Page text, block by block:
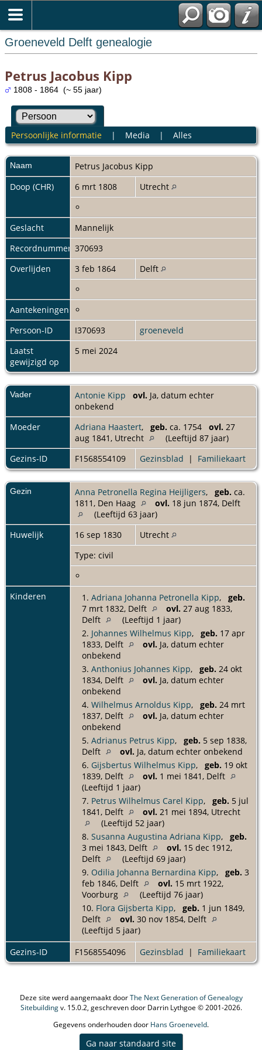
Groeneveld Delft genealogie
Petrus Jacobus Kipp
1808 - 1864 (~ 55 jaar)
Persoonlijke informatie| Media | Alles
Naam Petrus Jacobus Kipp
Doop (CHR)
6 mrt 1808 Utrecht
Geslacht
Mannelijk
Recordnummer 370693
Overlijden
3 feb 1864 Delft
Aantekeningen
Persoon-ID
I370693
groeneveld
Laatst
gewijzigd op
5 mei 2024
Vader Antonie Kipp ovl. Ja, datum echter
onbekend
Moeder
Adriana Haastert, geb. ca. 1754 ovl. 27
aug 1841, Utrecht
(Leeftijd 87 jaar)
Gezins-ID
F1568554109 Gezinsblad | Familiekaart
Gezin Anna Petronella Regina Heijligers, geb. ca.
1811, Den Haag
ovl. 18 jun 1874, Delft
(Leeftijd 63 jaar)
Huwelijk
16 sep 1830
Utrecht
Type: civil
Kinderen 1. Adriana Johanna Petronella Kipp, geb.
7 mrt 1832, Delft
ovl. 27 aug 1833,
Delft
(Leeftijd 1 jaar)
2. Johannes Wilhelmus Kipp, geb. 17 apr
1833, Delft
ovl. Ja, datum echter
onbekend
3. Anthonius Johannes Kipp, geb. 24 okt
1834, Delft
ovl. Ja, datum echter
onbekend
4. Wilhelmus Arnoldus Kipp, geb. 24 mrt
1837, Delft
ovl. Ja, datum echter
onbekend
5. Adrianus Petrus Kipp, geb. 5 sep 1838,
Delft
ovl. Ja, datum echter onbekend
6. Gijsbertus Wilhelmus Kipp, geb. 19 okt
1839, Delft
ovl. 1 mei 1841, Delft
(Leeftijd 1 jaar)
7. Petrus Wilhelmus Carel Kipp, geb. 5 jul
1841, Delft
ovl. 21 mei 1894, Utrecht
(Leeftijd 52 jaar)
8. Susanna Augustina Adriana Kipp, geb.
3 mei 1843, Delft
ovl. 15 dec 1912,
Delft
(Leeftijd 69 jaar)
9. Odilia Johanna Bernardina Kipp, geb. 3
feb 1846, Delft
ovl. 15 mrt 1922,
Voorburg
(Leeftijd 76 jaar)
10. Flora Gijsberta Kipp, geb. 1 jun 1849,
Delft
ovl. 30 nov 1854, Delft
(Leeftijd 5 jaar)
Gezins-ID
F1568554096 Gezinsblad | Familiekaart
Deze site werd aangemaakt doorThe Next Generation of Genealogy
Sitebuildingv. 15.0.2, geschreven door Darrin Lythgoe © 2001-2026.
Gegevens onderhouden door Hans Groeneveld.
Ga naar standaard site